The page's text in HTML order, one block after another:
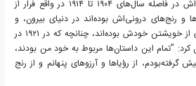
از فرارهای دیوانه‌وار و فزاینده‌اش در فاصله سال‌های ۱۹۰۴ تا ۱۹۱۴ در واقع فرار از
و رنج‌های درونی‌اش بوده‌اند در دنیای بیرون، و
نوشته‌هایش نیز قرینه‌سازی ای از خویشتن خودش بوده‌اند، چنانچه که در ۱۹۲۱ در
"تمام این داستان‌ها مربوط به خود من بودند،
گرفته‌بودم، از رؤیاها و آرزوهای پنهانم و از رنج